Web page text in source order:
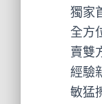
獨家
全方
賣雙
經驗
敏猛